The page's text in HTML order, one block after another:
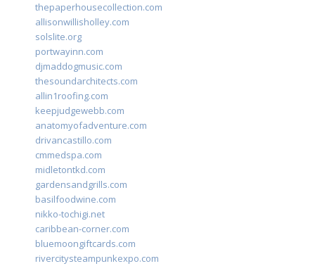
thepaperhousecollection.com
allisonwillisholley.com
solslite.org
portwayinn.com
djmaddogmusic.com
thesoundarchitects.com
allin1roofing.com
keepjudgewebb.com
anatomyofadventure.com
drivancastillo.com
cmmedspa.com
midletontkd.com
gardensandgrills.com
basilfoodwine.com
nikko-tochigi.net
caribbean-corner.com
bluemoongiftcards.com
rivercitysteampunkexpo.com